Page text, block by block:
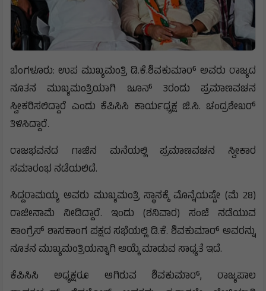
ಬೆಂಗಳೂರು: ಉಪ ಮುಖ್ಯಮಂತ್ರಿ ಡಿ.ಕೆ.ಶಿವಕುಮಾರ್ ಅವರು ರಾಜ್ಯದ
ನೂತನ ಮುಖ್ಯಮಂತ್ರಿಯಾಗಿ ಜೂನ್ 3ರಂದು ಪ್ರಮಾಣವಚನ
ಸ್ವೀಕರಿಸಲಿದ್ದಾರೆ ಎಂದು ಕೆಪಿಸಿಸಿ ಕಾರ್ಯಧ್ಯಕ್ಷ ಜಿ.ಸಿ. ಚಂದ್ರಶೇಖರ್
ತಿಳಿಸಿದ್ದಾರೆ.
ರಾಜಭವನದ ಗಾಜಿನ ಮನೆಯಲ್ಲಿ ಪ್ರಮಾಣವಚನ ಸ್ವೀಕಾರ
ಸಮಾರಂಭ ನಡೆಯಲಿದೆ.
ಸಿದ್ದರಾಮಯ್ಯ ಅವರು ಮುಖ್ಯಮಂತ್ರಿ ಸ್ಥಾನಕ್ಕೆ ಮೊನ್ನೆಯಷ್ಟೇ (ಮೆ 28)
ರಾಜೀನಾಮೆ ನೀಡಿದ್ದಾರೆ. ಇಂದು (ಶನಿವಾರ) ಸಂಜೆ ನಡೆಯುವ
ಕಾಂಗ್ರೆಸ್‌ ಶಾಸಕಾಂಗ ಪಕ್ಷದ ಸಭೆಯಲ್ಲಿ ಡಿ.ಕೆ. ಶಿವಕುಮಾ‌ರ್ ಅವರನ್ನು
ನೂತನ ಮುಖ್ಯಮಂತ್ರಿಯನ್ನಾಗಿ ಆಯ್ಕೆ ಮಾಡುವ ಸಾಧ್ಯತೆ ಇದೆ.
ಕೆಪಿಸಿಸಿ ಅಧ್ಯಕ್ಷರೂ ಆಗಿರುವ ಶಿವಕುಮಾ‌ರ್, ರಾಜ್ಯಪಾಲ